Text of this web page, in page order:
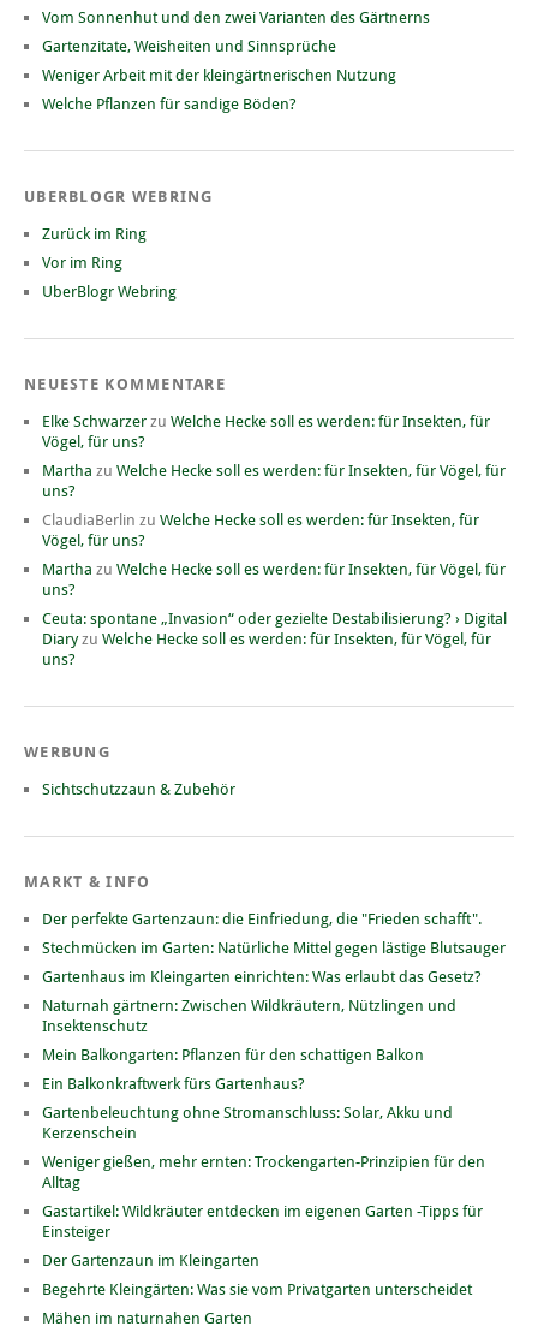
Vom Sonnenhut und den zwei Varianten des Gärtnerns
Gartenzitate, Weisheiten und Sinnsprüche
Weniger Arbeit mit der kleingärtnerischen Nutzung
Welche Pflanzen für sandige Böden?
UBERBLOGR WEBRING
Zurück im Ring
Vor im Ring
UberBlogr Webring
NEUESTE KOMMENTARE
Elke Schwarzer zu Welche Hecke soll es werden: für Insekten, für
Vögel, für uns?
Martha zu Welche Hecke soll es werden: für Insekten, für Vögel, für
uns?
ClaudiaBerlin zu Welche Hecke soll es werden: für Insekten, für
Vögel, für uns?
Martha zu Welche Hecke soll es werden: für Insekten, für Vögel, für
uns?
Ceuta: spontane „Invasion“ oder gezielte Destabilisierung? › Digital
Diaryzu Welche Hecke soll es werden: für Insekten, für Vögel, für
uns?
WERBUNG
Sichtschutzzaun & Zubehör
MARKT & INFO
Der perfekte Gartenzaun: die Einfriedung, die "Frieden schafft".
Stechmücken im Garten: Natürliche Mittel gegen lästige Blutsauger
Gartenhaus im Kleingarten einrichten: Was erlaubt das Gesetz?
Naturnah gärtnern: Zwischen Wildkräutern, Nützlingen und
Insektenschutz
Mein Balkongarten: Pflanzen für den schattigen Balkon
Ein Balkonkraftwerk fürs Gartenhaus?
Gartenbeleuchtung ohne Stromanschluss: Solar, Akku und
Kerzenschein
Weniger gießen, mehr ernten: Trockengarten-Prinzipien für den
Alltag
Gastartikel: Wildkräuter entdecken im eigenen Garten -Tipps für
Einsteiger
Der Gartenzaun im Kleingarten
Begehrte Kleingärten: Was sie vom Privatgarten unterscheidet
Mähen im naturnahen Garten